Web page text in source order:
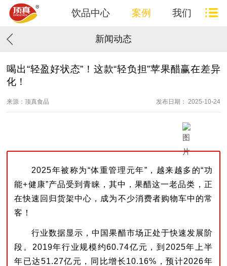
饮品中心 案例 我们
新闻动态
喝出“轻盈好状态”！这款“轻负担”苹果醋赢在差异
化！
来源：顶真食品 发布日期： 2025-10-24
2025年被称为“体重管理元年”，越来越多的“功
能+健康”产品受到青睐，其中，果醋这一老品类，正
在快速回归货架中心，成为不少消费者购物车中的常
客！
行业数据显示，中国果醋市场正处于快速发展阶
段。2019年行业规模约60.74亿元，到2025年上半
年已达51.27亿元，同比增长10.16%，预计2026年